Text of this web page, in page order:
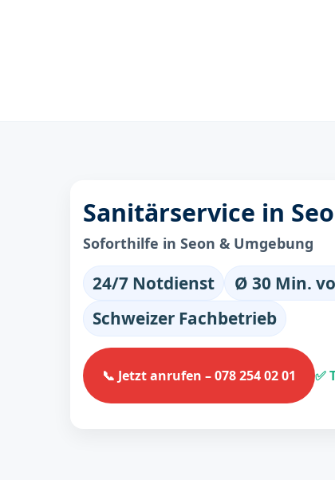
Sanitärservice in
Soforthilfe in Seon & Umgebung
24/7 Notdienst Ø 30 Min.
Schweizer Fachbetrieb
📞 Jetzt anrufen – 078 254 02 01 ✅